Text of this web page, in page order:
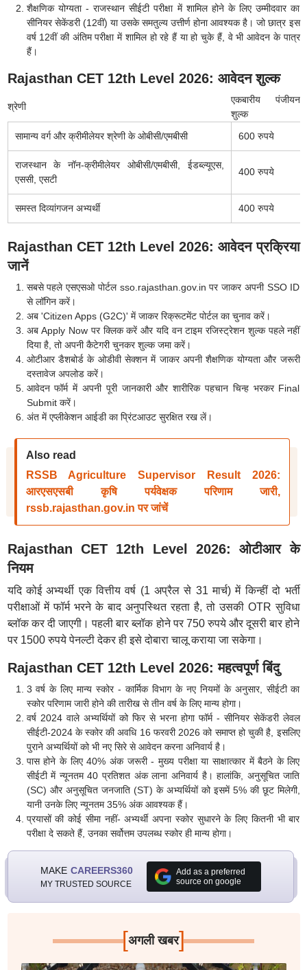
शैक्षणिक योग्यता - राजस्थान सीईटी परीक्षा में शामिल होने के लिए उम्मीदवार का
सीनियर सेकेंडरी (12वीं) या उसके समतुल्य उत्तीर्ण होना आवश्यक है। जो छात्र इस
वर्ष 12वीं की अंतिम परीक्षा में शामिल हो रहे हैं या हो चुके हैं, वे भी आवेदन के पात्र
हैं।
Rajasthan CET 12th Level 2026: आवेदन शुल्क
श्रेणी
एकबारीय पंजीयन
शुल्क
सामान्य वर्ग और क्रीमीलेयर श्रेणी के ओबीसी/एमबीसी
600 रुपये
राजस्थान के नॉन-क्रीमीलेयर ओबीसी/एमबीसी, ईडब्ल्यूएस,
एससी, एसटी
400 रुपये
समस्त दिव्यांगजन अभ्यर्थी 400 रुपये
Rajasthan CET 12th Level 2026: आवेदन प्रक्रिया
जानें
सबसे पहले एसएसओ पोर्टल sso.rajasthan.gov.in पर जाकर अपनी SSO ID
से लॉगिन करें।
अब 'Citizen Apps (G2C)' में जाकर रिक्रूटमेंट पोर्टल का चुनाव करें।
अब Apply Now पर क्लिक करें और यदि वन टाइम रजिस्ट्रेशन शुल्क पहले नहीं
दिया है, तो अपनी कैटेगरी चुनकर शुल्क जमा करें।
ओटीआर डैशबोर्ड के ओडीवी सेक्शन में जाकर अपनी शैक्षणिक योग्यता और जरूरी
दस्तावेज अपलोड करें।
आवेदन फॉर्म में अपनी पूरी जानकारी और शारीरिक पहचान चिन्ह भरकर Final
Submit करें।
अंत में एप्लीकेशन आईडी का प्रिंटआउट सुरक्षित रख लें।
Also read
RSSB Agriculture Supervisor Result 2026:
आरएसएसबी कृषि पर्यवेक्षक परिणाम जारी,
rssb.rajasthan.gov.in पर जांचें
Rajasthan CET 12th Level 2026: ओटीआर के
नियम
यदि कोई अभ्यर्थी एक वित्तीय वर्ष (1 अप्रैल से 31 मार्च) में किन्हीं दो भर्ती
परीक्षाओं में फॉर्म भरने के बाद अनुपस्थित रहता है, तो उसकी OTR सुविधा
ब्लॉक कर दी जाएगी। पहली बार ब्लॉक होने पर 750 रुपये और दूसरी बार होने
पर 1500 रुपये पेनल्टी देकर ही इसे दोबारा चालू कराया जा सकेगा।
Rajasthan CET 12th Level 2026: महत्वपूर्ण बिंदु
3 वर्ष के लिए मान्य स्कोर - कार्मिक विभाग के नए नियमों के अनुसार, सीईटी का
स्कोर परिणाम जारी होने की तारीख से तीन वर्ष के लिए मान्य होगा।
वर्ष 2024 वाले अभ्यर्थियों को फिर से भरना होगा फॉर्म - सीनियर सेकेंडरी लेवल
सीईटी-2024 के स्कोर की अवधि 16 फरवरी 2026 को समाप्त हो चुकी है, इसलिए
पुराने अभ्यर्थियों को भी नए सिरे से आवेदन करना अनिवार्य है।
पास होने के लिए 40% अंक जरूरी - मुख्य परीक्षा या साक्षात्कार में बैठने के लिए
सीईटी में न्यूनतम 40 प्रतिशत अंक लाना अनिवार्य है। हालांकि, अनुसूचित जाति
(SC) और अनुसूचित जनजाति (ST) के अभ्यर्थियों को इसमें 5% की छूट मिलेगी,
यानी उनके लिए न्यूनतम 35% अंक आवश्यक हैं।
प्रयासों की कोई सीमा नहीं- अभ्यर्थी अपना स्कोर सुधारने के लिए कितनी भी बार
परीक्षा दे सकते हैं, उनका सर्वोत्तम उपलब्ध स्कोर ही मान्य होगा।
MAKE CAREERS360
MY TRUSTED SOURCE
Add as a preferred
source on google
[अगली खबर]